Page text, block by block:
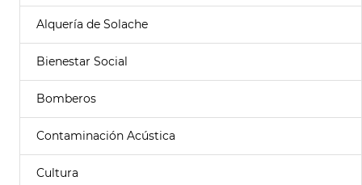
Alquería de Solache
Bienestar Social
Bomberos
Contaminación Acústica
Cultura